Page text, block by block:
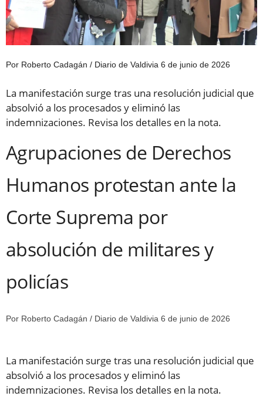
Por Roberto Cadagán / Diario de Valdivia 6 de junio de 2026
La manifestación surge tras una resolución judicial que
absolvió a los procesados y eliminó las
indemnizaciones. Revisa los detalles en la nota.
Agrupaciones de Derechos
Humanos protestan ante la
Corte Suprema por
absolución de militares y
policías
Por Roberto Cadagán / Diario de Valdivia 6 de junio de 2026
La manifestación surge tras una resolución judicial que
absolvió a los procesados y eliminó las
indemnizaciones. Revisa los detalles en la nota.